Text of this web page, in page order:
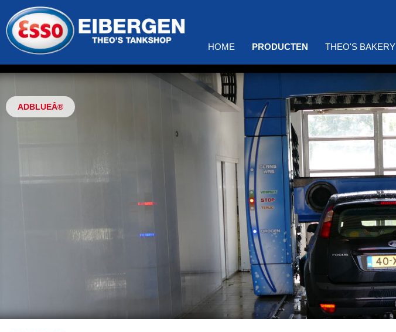
HOME PRODUCTEN THEO'S BAKERY
ADBLUEÂ®